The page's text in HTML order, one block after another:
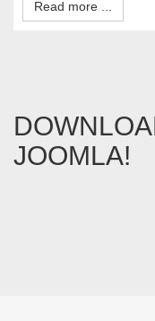
Read more ...
JOOMLA!